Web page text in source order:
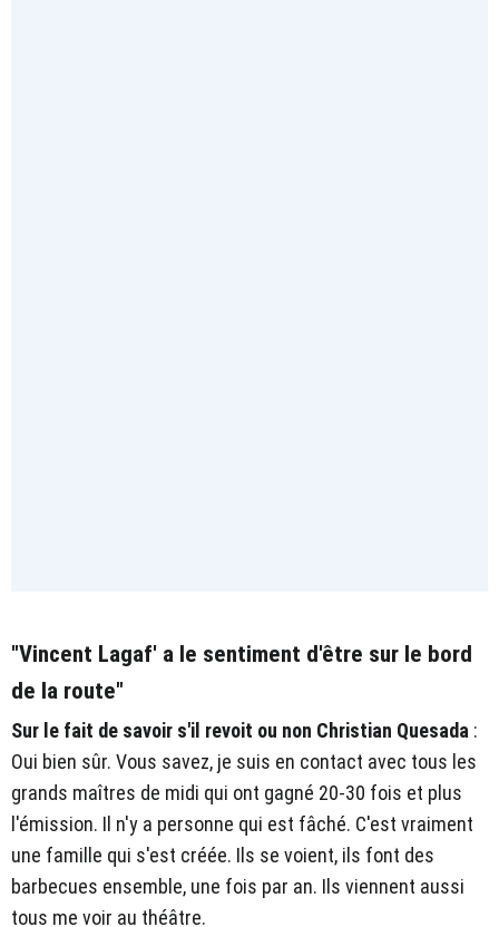
"Vincent Lagaf' a le sentiment d'être sur le bord
de la route"
Sur le fait de savoir s'il revoit ou non Christian Quesada :
Oui bien sûr. Vous savez, je suis en contact avec tous les
grands maîtres de midi qui ont gagné 20-30 fois et plus
l'émission. Il n'y a personne qui est fâché. C'est vraiment
une famille qui s'est créée. Ils se voient, ils font des
barbecues ensemble, une fois par an. Ils viennent aussi
tous me voir au théâtre.